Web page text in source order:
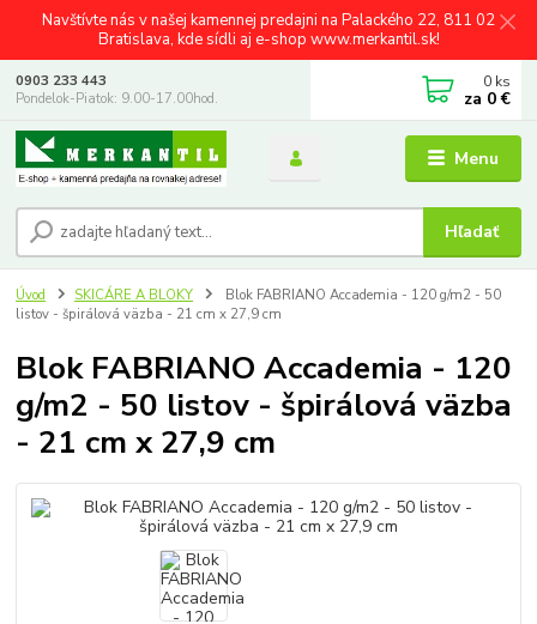
Navštívte nás v našej kamennej predajni na Palackého 22, 811 02
Bratislava, kde sídli aj e-shop www.merkantil.sk!
Menu
Hľadať
0903 233 443
Pondelok-Piatok: 9.00-17.00hod.
0 ks
za 0 €
Úvod SKICÁRE A BLOKY
Blok FABRIANO Accademia - 120 g/m2 - 50
listov - špirálová väzba - 21 cm x 27,9 cm
Blok FABRIANO Accademia - 120
g/m2 - 50 listov - špirálová väzba
- 21 cm x 27,9 cm